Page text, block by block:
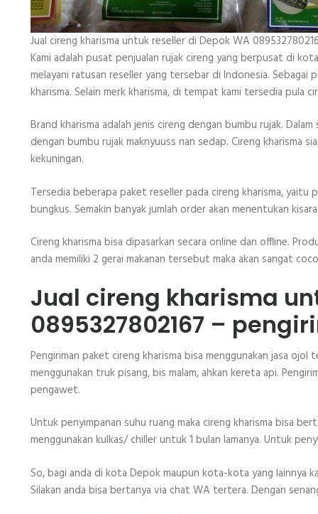
Jual cireng kharisma untuk reseller di Depok WA
Kami adalah pusat penjualan rujak cireng yang berpusat di
melayani ratusan reseller yang tersebar di Indonesia. Sebagai
kharisma. Selain merk kharisma, di tempat kami tersedia pula
Brand kharisma adalah jenis cireng dengan bumbu rujak.
dengan bumbu rujak maknyuuss nan sedap. Cireng kharisma
kekuningan.
Tersedia beberapa paket reseller pada cireng kharisma,
bungkus. Semakin banyak jumlah order akan menentukan
Cireng kharisma bisa dipasarkan secara online dan offline.
anda memiliki 2 gerai makanan tersebut maka akan sangat
Jual cireng kharisma
0895327802167 –
Pengiriman paket cireng kharisma bisa menggunakan jasa
menggunakan truk pisang, bis malam, ahkan kereta api.
pengawet.
Untuk penyimpanan suhu ruang maka cireng kharisma bisa
menggunakan kulkas/ chiller untuk 1 bulan lamanya. Untuk
So, bagi anda di kota Depok maupun kota-kota yang lainnya
Silakan anda bisa bertanya via chat WA tertera. Dengan